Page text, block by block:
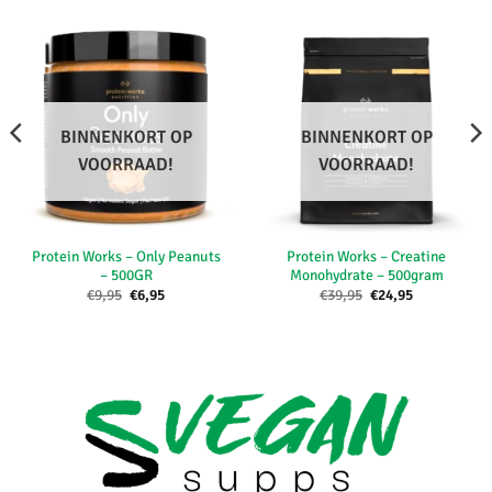
BINNENKORT OP
VOORRAAD!
Protein Works – Only Peanuts
– 500GR
€9,95 Oorspronkelijke
prijs
€6,95Huidige
BINNENKORT OP
VOORRAAD!
Protein Works – Creatine
Monohydrate – 500gram
€39,95 Oorspronkelijke
prijs
€24,95Huidige